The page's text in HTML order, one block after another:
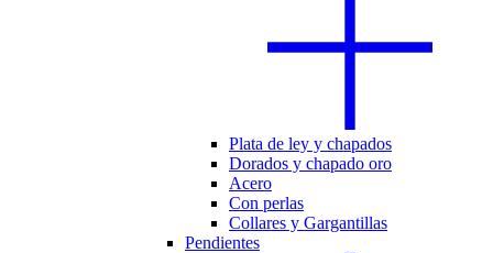
Plata de ley y chapados
Dorados y chapado oro
Acero
Con perlas
Collares y Gargantillas
Pendientes